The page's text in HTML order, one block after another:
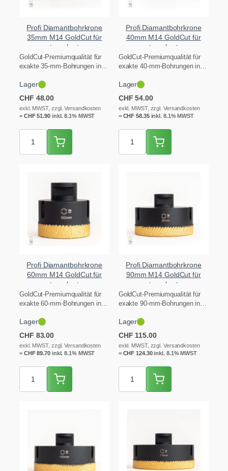
Profi Diamantbohrkrone
35mm M14 GoldCut für
extrem hartes
Feinsteinzeug
GoldCut-Premiumqualität für
exakte 35-mm-Bohrungen in
Granit und Keramik – ideal
für…
Lager
CHF 48.00
exkl. MWST, zzgl. Versandkosten
= CHF51.90inkl. 8.1% MWST
Profi Diamantbohrkrone
40mm M14 GoldCut für
extrem hartes
Feinsteinzeug
GoldCut-Premiumqualität für
exakte 40-mm-Bohrungen in
Granit und Keramik – ideal
für…
Lager
CHF 54.00
exkl. MWST, zzgl. Versandkosten
= CHF 58.35inkl. 8.1% MWST
Profi Diamantbohrkrone
60mm M14 GoldCut für
extrem hartes
Feinsteinzeug
GoldCut-Premiumqualität für
exakte 60-mm-Bohrungen in
Granit und Keramik – ideal
für…
Lager
CHF 83.00
exkl. MWST, zzgl. Versandkosten
= CHF89.70inkl. 8.1% MWST
Profi Diamantbohrkrone
90mm M14 GoldCut für
extrem hartes
Feinsteinzeug
GoldCut-Premiumqualität für
exakte 90-mm-Bohrungen in
Granit und Keramik – ideal
für…
Lager
CHF 115.00
exkl. MWST, zzgl. Versandkosten
= CHF 124.30inkl. 8.1% MWST